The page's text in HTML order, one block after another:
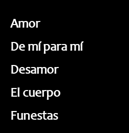
Amor
De mí para mí
Desamor
El cuerpo
Funestas